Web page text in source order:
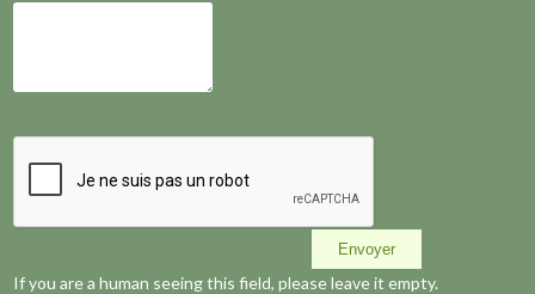
If you are a human seeing this field, please leave it empty.